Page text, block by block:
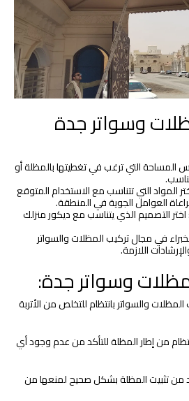
وسواتر جدة
التي ترغب في تغطيتها بالمظلة أو
المواد التي تتناسب مع الاستخدام المتوقع
العوامل الجوية في المنطقة.
التصميم الذي يتناسب مع ديكور منزلك
في مجال تركيب المظلات والسواتر
اللازمة.
وسواتر جدة:
والسواتر بانتظام للتخلص من الأتربة
من إطار المظلة للتأكد من عدم وجود أي
من تثبيت المظلة بشكل صحيح لمنعها من